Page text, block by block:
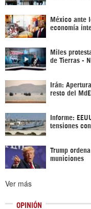
México ante
economía
Miles
de Tierras -
Irán:
resto del MdE
Informe:
tensiones
Trump
municiones
Ver más
OPINIÓN